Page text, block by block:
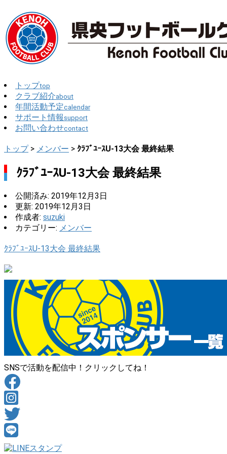
トップtop
クラブ紹介about
年間活動予定calendar
サポート情報 support
お問い合わせcontact
トップ> メンバー > ｸﾗﾌﾞﾕｰｽU-13大会 最終結果
ｸﾗﾌﾞﾕｰｽU-13大会 最終結果
公開済み: 2019年12月3日
更新: 2019年12月3日
作成者: suzuki
カテゴリー: メンバー
ｸﾗﾌﾞﾕｰｽU-13大会 最終結果
SNSで活動を配信中！クリックしてね！